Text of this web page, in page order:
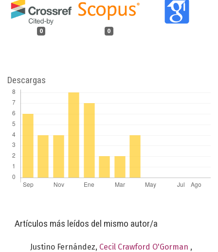
0 0
Descargas
Artículos más leídos del mismo autor/a
Justino Fernández, Cecil Crawford O'Gorman ,